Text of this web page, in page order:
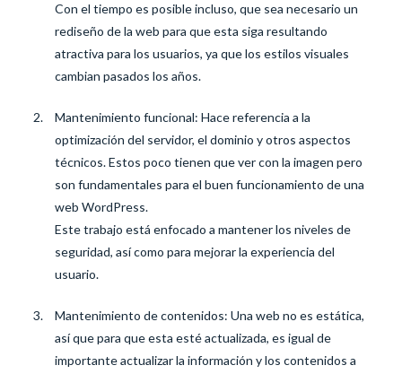
Con el tiempo es posible incluso, que sea necesario un
rediseño de la web para que esta siga resultando
atractiva para los usuarios, ya que los estilos visuales
cambian pasados los años.
Mantenimiento funcional: Hace referencia a la
optimización del servidor, el dominio y otros aspectos
técnicos. Estos poco tienen que ver con la imagen pero
son fundamentales para el buen funcionamiento de una
web WordPress.
Este trabajo está enfocado a mantener los niveles de
seguridad, así como para mejorar la experiencia del
usuario.
Mantenimiento de contenidos: Una web no es estática,
así que para que esta esté actualizada, es igual de
importante actualizar la información y los contenidos a